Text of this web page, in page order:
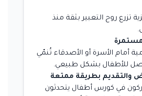
تزرع روح التعبير بثقة منذ
أمام الأسرة أو الأصدقاء تُنمّي
للأطفال بشكل طبيعي.
والتقديم بطريقة ممتعة
في كورس أطفال يتحدثون